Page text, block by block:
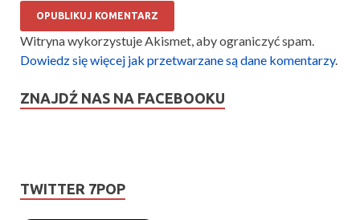
Witryna wykorzystuje Akismet, aby ograniczyć spam.
Dowiedz się więcej jak przetwarzane są dane komentarzy.
ZNAJDŹ NAS NA FACEBOOKU
TWITTER 7POP